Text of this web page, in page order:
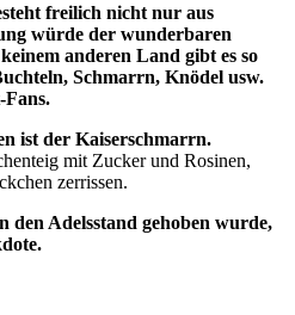
freilich nicht nur aus
würde der wunderbaren
anderen Land gibt es so
Schmarrn, Knödel usw.
Fans.
ist der Kaiserschmarrn.
mit Zucker und Rosinen,
zerrissen.
den Adelsstand gehoben wurde,